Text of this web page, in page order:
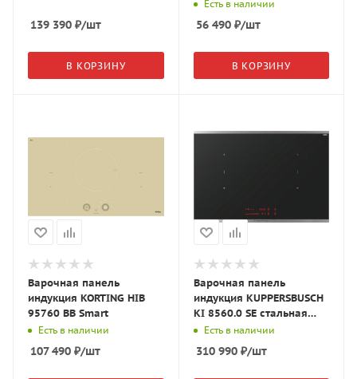
139 390 ₽/шт
В КОРЗИНУ
Есть в наличии
56 490₽/шт
В КОРЗИНУ
Варочная панель
индукция KORTING HIB
95760 BB Smart
Есть в наличии
107 490 ₽/шт
Варочная панель
индукция KUPPERSBUSCH
KI 8560.0 SE стальная
рамка
Есть в наличии
310 990₽/шт